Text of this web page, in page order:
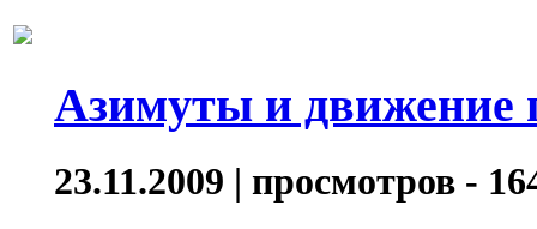
Азимуты и движение
23.11.2009 | просмотров -